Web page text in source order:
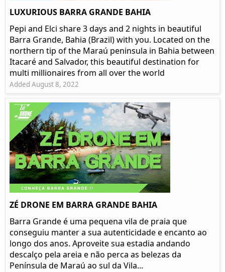
LUXURIOUS BARRA GRANDE BAHIA
Pepi and Elci share 3 days and 2 nights in beautiful
Barra Grande, Bahia (Brazil) with you. Located on the
northern tip of the Maraú peninsula in Bahia between
Itacaré and Salvador, this beautiful destination for
multi millionaires from all over the world
Added August 8, 2022
ZÉ DRONE EM BARRA GRANDE BAHIA
Barra Grande é uma pequena vila de praia que
conseguiu manter a sua autenticidade e encanto ao
longo dos anos. Aproveite sua estadia andando
descalço pela areia e não perca as belezas da
Península de Maraú ao sul da Vila...